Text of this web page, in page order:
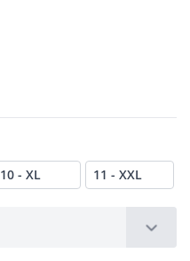
10 - XL 11 - XXL